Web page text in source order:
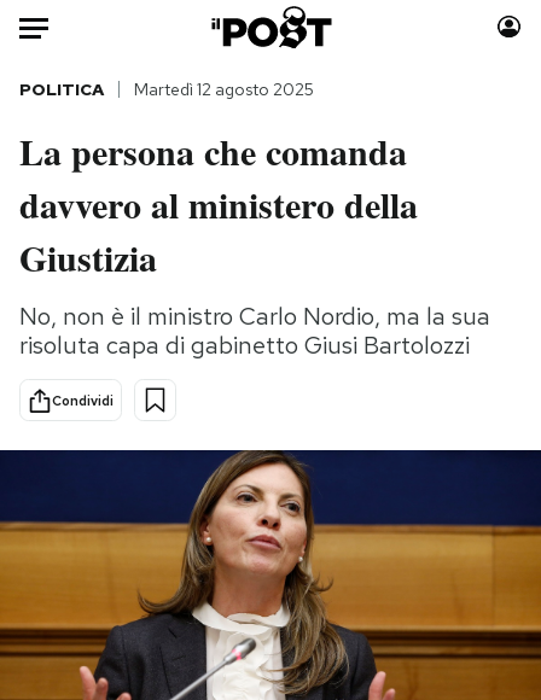
Auto
HOME
Italia
Politica
Tecnologia
Internet
Scienza
Cultura
Economia
Moda
Storie/Idee
Ok Boomer!
Altrecose
Mondiali calcio 2026
PODCAST
NEWSLETTER
POLITICA Martedì 12 agosto 2025
La persona che comanda
davvero al ministero della
Giustizia
No, non è il ministro Carlo Nordio, ma la sua
risoluta capa di gabinetto Giusi Bartolozzi
Condividi